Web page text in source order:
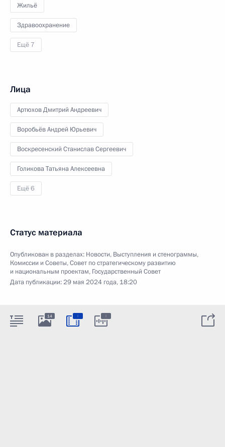
Жильё
Здравоохранение
Ещё 7
Лица
Артюхов Дмитрий Андреевич
Воробьёв Андрей Юрьевич
Воскресенский Станислав Сергеевич
Голикова Татьяна Алексеевна
Ещё 6
Статус материала
Опубликован в разделах: Новости, Выступления и стенограммы,
Комиссии и Советы,Совет по стратегическому развитию
и национальным проектам, Государственный Совет
Дата публикации:29 мая 2024 года, 18:20
14 : :